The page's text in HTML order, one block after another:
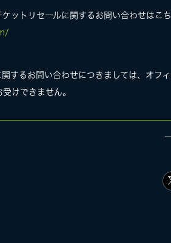
ットリセールに関するお問い合わせはこ
するお問い合わせにつきましては、オ
けできません。